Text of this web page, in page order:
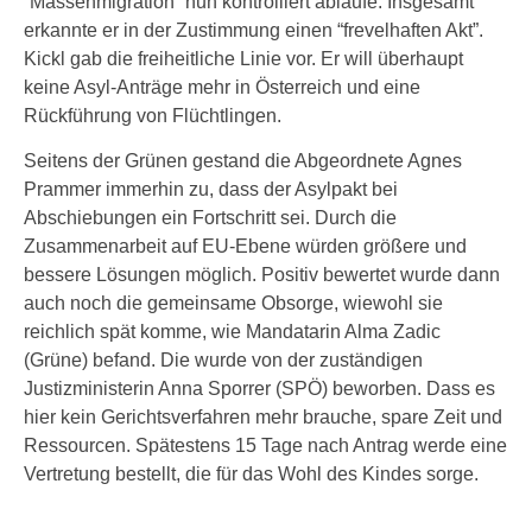
erkannte er in der Zustimmung einen “frevelhaften Akt”.
Kickl gab die freiheitliche Linie vor. Er will überhaupt
keine Asyl-Anträge mehr in Österreich und eine
Rückführung von Flüchtlingen.
Seitens der Grünen gestand die Abgeordnete Agnes
Prammer immerhin zu, dass der Asylpakt bei
Abschiebungen ein Fortschritt sei. Durch die
Zusammenarbeit auf EU-Ebene würden größere und
bessere Lösungen möglich. Positiv bewertet wurde dann
auch noch die gemeinsame Obsorge, wiewohl sie
reichlich spät komme, wie Mandatarin Alma Zadic
(Grüne) befand. Die wurde von der zuständigen
Justizministerin Anna Sporrer (SPÖ) beworben. Dass es
hier kein Gerichtsverfahren mehr brauche, spare Zeit und
Ressourcen. Spätestens 15 Tage nach Antrag werde eine
Vertretung bestellt, die für das Wohl des Kindes sorge.